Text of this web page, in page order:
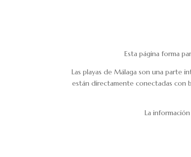
Esta página forma
Las playas de Málaga son una parte
están directamente conectadas con
La